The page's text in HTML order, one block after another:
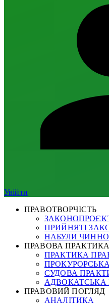
Увійти
ПРАВОТВОРЧІСТЬ
ПРИЙНЯТІ
НАБУЛИ
ПРАВОВА ПРАКТИКА
ПРАКТИКА
СУДОВА
АДВОКАТСЬКА
ПРАВОВИЙ ПОГЛЯД
АНАЛІТИКА